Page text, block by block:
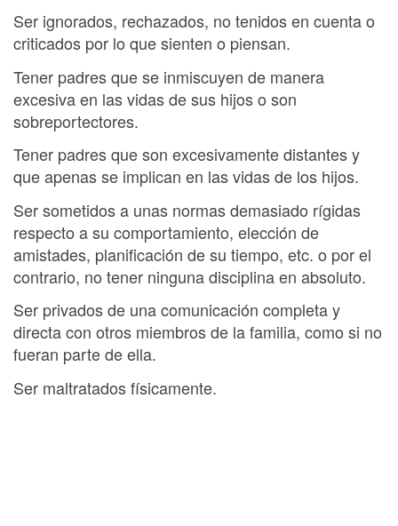
Ser ignorados, rechazados, no tenidos en cuenta o
criticados por lo que sienten o piensan.
Tener padres que se inmiscuyen de manera
excesiva en las vidas de sus hijos o son
sobreportectores.
Tener padres que son excesivamente distantes y
que apenas se implican en las vidas de los hijos.
Ser sometidos a unas normas demasiado rígidas
respecto a su comportamiento, elección de
amistades, planificación de su tiempo, etc. o por el
contrario, no tener ninguna disciplina en absoluto.
Ser privados de una comunicación completa y
directa con otros miembros de la familia, como si no
fueran parte de ella.
Ser maltratados físicamente.